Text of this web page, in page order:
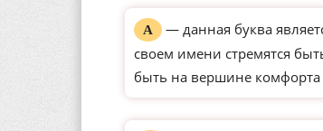
А
— данная буква
своем имени стремятся
быть на вершине